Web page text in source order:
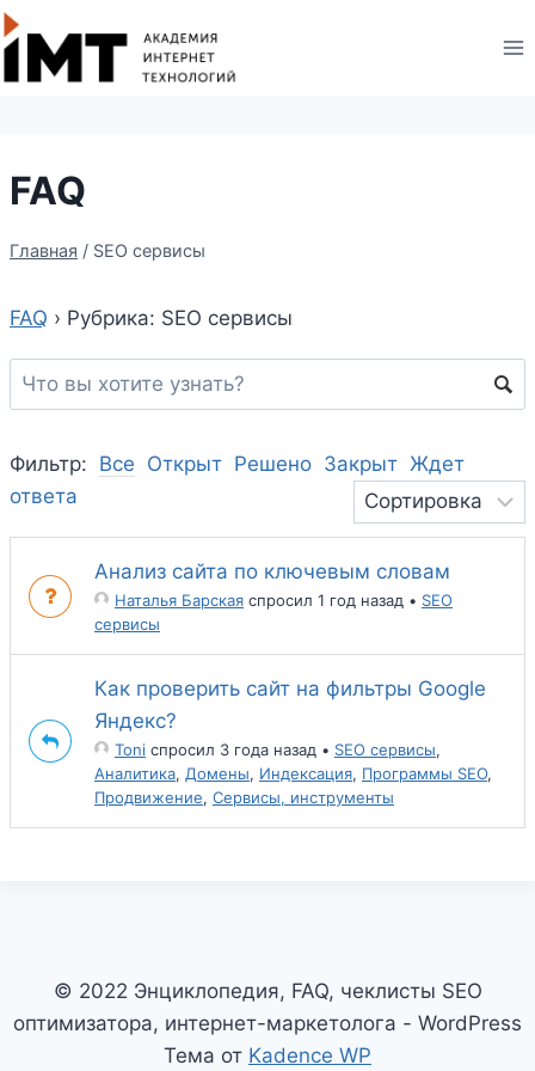
FAQ
Главная / SEO сервисы
FAQ › Рубрика: SEO сервисы
Фильтр: Все Открыт Решено Закрыт Ждет
ответа
Анализ сайта по ключевым словам
Наталья Барская спросил 1 год назад • SEO
сервисы
Как проверить сайт на фильтры Google
Яндекс?
Toni спросил 3 года назад • SEO сервисы,
Аналитика, Домены, Индексация, Программы SEO,
Продвижение, Сервисы, инструменты
© 2022 Энциклопедия, FAQ, чеклисты SEO
оптимизатора, интернет-маркетолога - WordPress
Тема от Kadence WP